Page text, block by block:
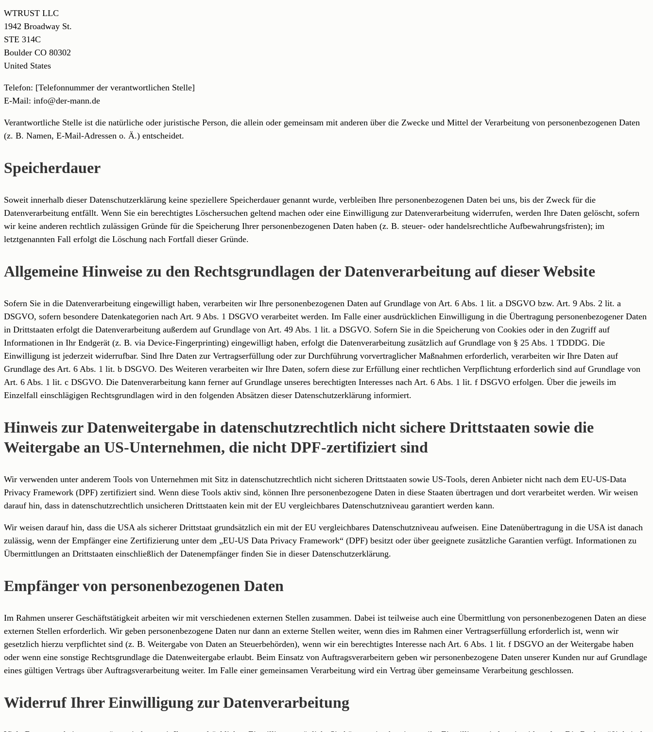
WTRUST LLC
1942 Broadway St.
STE 314C
Boulder CO 80302
United States
Telefon: [Telefonnummer der verantwortlichen Stelle]
E-Mail: info@der-mann.de
Verantwortliche Stelle ist die natürliche oder juristische Person, die allein oder gemeinsam mit anderen über die Zwecke und Mittel der Verarbeitung von personenbezogenen Daten
(z. B. Namen, E-Mail-Adressen o. Ä.) entscheidet.
Speicherdauer
Soweit innerhalb dieser Datenschutzerklärung keine speziellere Speicherdauer genannt wurde, verbleiben Ihre personenbezogenen Daten bei uns, bis der Zweck für die
Datenverarbeitung entfällt. Wenn Sie ein berechtigtes Löschersuchen geltend machen oder eine Einwilligung zur Datenverarbeitung widerrufen, werden Ihre Daten gelöscht, sofern
wir keine anderen rechtlich zulässigen Gründe für die Speicherung Ihrer personenbezogenen Daten haben (z. B. steuer- oder handelsrechtliche Aufbewahrungsfristen); im
letztgenannten Fall erfolgt die Löschung nach Fortfall dieser Gründe.
Allgemeine Hinweise zu den Rechtsgrundlagen der Datenverarbeitung auf dieser Website
Sofern Sie in die Datenverarbeitung eingewilligt haben, verarbeiten wir Ihre personenbezogenen Daten auf Grundlage von Art. 6 Abs. 1 lit. a DSGVO bzw. Art. 9 Abs. 2 lit. a
DSGVO, sofern besondere Datenkategorien nach Art. 9 Abs. 1 DSGVO verarbeitet werden. Im Falle einer ausdrücklichen Einwilligung in die Übertragung personenbezogener Daten
in Drittstaaten erfolgt die Datenverarbeitung außerdem auf Grundlage von Art. 49 Abs. 1 lit. a DSGVO. Sofern Sie in die Speicherung von Cookies oder in den Zugriff auf
Informationen in Ihr Endgerät (z. B. via Device-Fingerprinting) eingewilligt haben, erfolgt die Datenverarbeitung zusätzlich auf Grundlage von § 25 Abs. 1 TDDDG. Die
Einwilligung ist jederzeit widerrufbar. Sind Ihre Daten zur Vertragserfüllung oder zur Durchführung vorvertraglicher Maßnahmen erforderlich, verarbeiten wir Ihre Daten auf
Grundlage des Art. 6 Abs. 1 lit. b DSGVO. Des Weiteren verarbeiten wir Ihre Daten, sofern diese zur Erfüllung einer rechtlichen Verpflichtung erforderlich sind auf Grundlage von
Art. 6 Abs. 1 lit. c DSGVO. Die Datenverarbeitung kann ferner auf Grundlage unseres berechtigten Interesses nach Art. 6 Abs. 1 lit. f DSGVO erfolgen. Über die jeweils im
Einzelfall einschlägigen Rechtsgrundlagen wird in den folgenden Absätzen dieser Datenschutzerklärung informiert.
Hinweis zur Datenweitergabe in datenschutzrechtlich nicht sichere Drittstaaten sowie die
Weitergabe an US-Unternehmen, die nicht DPF-zertifiziert sind
Wir verwenden unter anderem Tools von Unternehmen mit Sitz in datenschutzrechtlich nicht sicheren Drittstaaten sowie US-Tools, deren Anbieter nicht nach dem EU-US-Data
Privacy Framework (DPF) zertifiziert sind. Wenn diese Tools aktiv sind, können Ihre personenbezogene Daten in diese Staaten übertragen und dort verarbeitet werden. Wir weisen
darauf hin, dass in datenschutzrechtlich unsicheren Drittstaaten kein mit der EU vergleichbares Datenschutzniveau garantiert werden kann.
Wir weisen darauf hin, dass die USA als sicherer Drittstaat grundsätzlich ein mit der EU vergleichbares Datenschutzniveau aufweisen. Eine Datenübertragung in die USA ist danach
zulässig, wenn der Empfänger eine Zertifizierung unter dem „EU-US Data Privacy Framework“ (DPF) besitzt oder über geeignete zusätzliche Garantien verfügt. Informationen zu
Übermittlungen an Drittstaaten einschließlich der Datenempfänger finden Sie in dieser Datenschutzerklärung.
Empfänger von personenbezogenen Daten
Im Rahmen unserer Geschäftstätigkeit arbeiten wir mit verschiedenen externen Stellen zusammen. Dabei ist teilweise auch eine Übermittlung von personenbezogenen Daten an diese
externen Stellen erforderlich. Wir geben personenbezogene Daten nur dann an externe Stellen weiter, wenn dies im Rahmen einer Vertragserfüllung erforderlich ist, wenn wir
gesetzlich hierzu verpflichtet sind (z. B. Weitergabe von Daten an Steuerbehörden), wenn wir ein berechtigtes Interesse nach Art. 6 Abs. 1 lit. f DSGVO an der Weitergabe haben
oder wenn eine sonstige Rechtsgrundlage die Datenweitergabe erlaubt. Beim Einsatz von Auftragsverarbeitern geben wir personenbezogene Daten unserer Kunden nur auf Grundlage
eines gültigen Vertrags über Auftragsverarbeitung weiter. Im Falle einer gemeinsamen Verarbeitung wird ein Vertrag über gemeinsame Verarbeitung geschlossen.
Widerruf Ihrer Einwilligung zur Datenverarbeitung